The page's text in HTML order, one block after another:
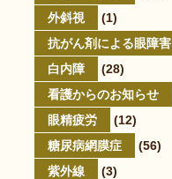
外斜視
(1)
抗がん剤による眼障害
白内障
(28)
看護からのお知らせ
眼精疲労
(12)
糖尿病網膜症
(56)
紫外線
(3)